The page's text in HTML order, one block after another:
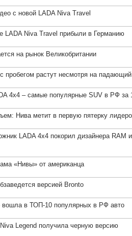
с новой LADA Niva Travel
Niva Travel прибыли в Германию
на рынок Великобритании
пробегом растут несмотря на
4x4 – самые популярные SUV в РФ за
Нива метит в первую пятерку
LADA 4х4 покорил дизайнера RAM
«Нивы» от американца
версией Bronto
вошла в ТОП-10 популярных в РФ авто
Legend получила черную версию